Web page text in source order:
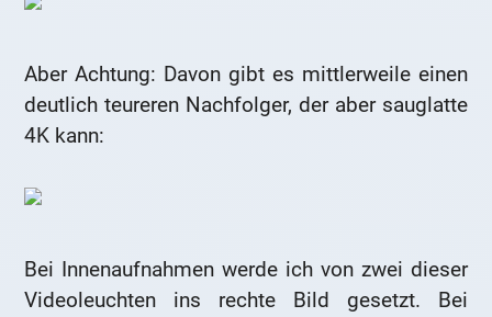
Aber Achtung: Davon gibt es mittlerweile einen
deutlich teureren Nachfolger, der aber sauglatte
4K kann:
Bei Innenaufnahmen werde ich von zwei dieser
Videoleuchten ins rechte Bild gesetzt. Bei